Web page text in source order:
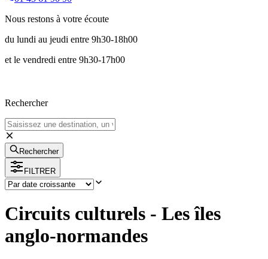
Nous restons à votre écoute
du lundi au jeudi entre 9h30-18h00
et le vendredi entre 9h30-17h00
Rechercher
Rechercher
FILTRER
Circuits culturels - Les îles
anglo-normandes